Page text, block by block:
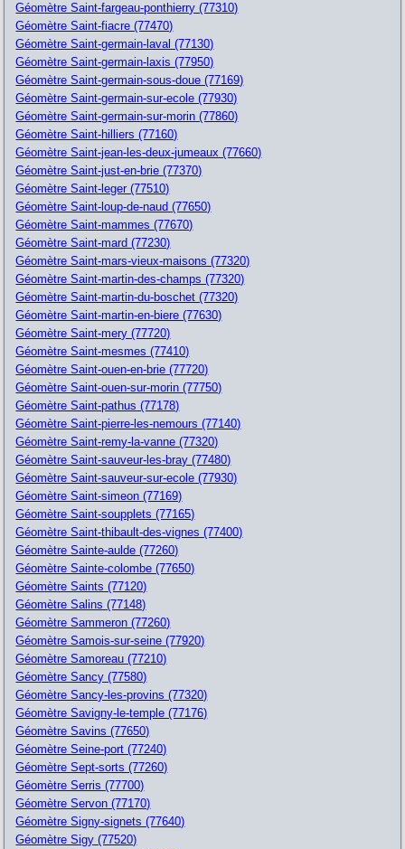
Géomètre Saint-fargeau-ponthierry (77310)
Géomètre Saint-fiacre (77470)
Géomètre Saint-germain-laval (77130)
Géomètre Saint-germain-laxis (77950)
Géomètre Saint-germain-sous-doue (77169)
Géomètre Saint-germain-sur-ecole (77930)
Géomètre Saint-germain-sur-morin (77860)
Géomètre Saint-hilliers (77160)
Géomètre Saint-jean-les-deux-jumeaux (77660)
Géomètre Saint-just-en-brie (77370)
Géomètre Saint-leger (77510)
Géomètre Saint-loup-de-naud (77650)
Géomètre Saint-mammes (77670)
Géomètre Saint-mard (77230)
Géomètre Saint-mars-vieux-maisons (77320)
Géomètre Saint-martin-des-champs (77320)
Géomètre Saint-martin-du-boschet (77320)
Géomètre Saint-martin-en-biere (77630)
Géomètre Saint-mery (77720)
Géomètre Saint-mesmes (77410)
Géomètre Saint-ouen-en-brie (77720)
Géomètre Saint-ouen-sur-morin (77750)
Géomètre Saint-pathus (77178)
Géomètre Saint-pierre-les-nemours (77140)
Géomètre Saint-remy-la-vanne (77320)
Géomètre Saint-sauveur-les-bray (77480)
Géomètre Saint-sauveur-sur-ecole (77930)
Géomètre Saint-simeon (77169)
Géomètre Saint-soupplets (77165)
Géomètre Saint-thibault-des-vignes (77400)
Géomètre Sainte-aulde (77260)
Géomètre Sainte-colombe (77650)
Géomètre Saints (77120)
Géomètre Salins (77148)
Géomètre Sammeron (77260)
Géomètre Samois-sur-seine (77920)
Géomètre Samoreau (77210)
Géomètre Sancy (77580)
Géomètre Sancy-les-provins (77320)
Géomètre Savigny-le-temple (77176)
Géomètre Savins (77650)
Géomètre Seine-port (77240)
Géomètre Sept-sorts (77260)
Géomètre Serris (77700)
Géomètre Servon (77170)
Géomètre Signy-signets (77640)
Géomètre Sigy (77520)